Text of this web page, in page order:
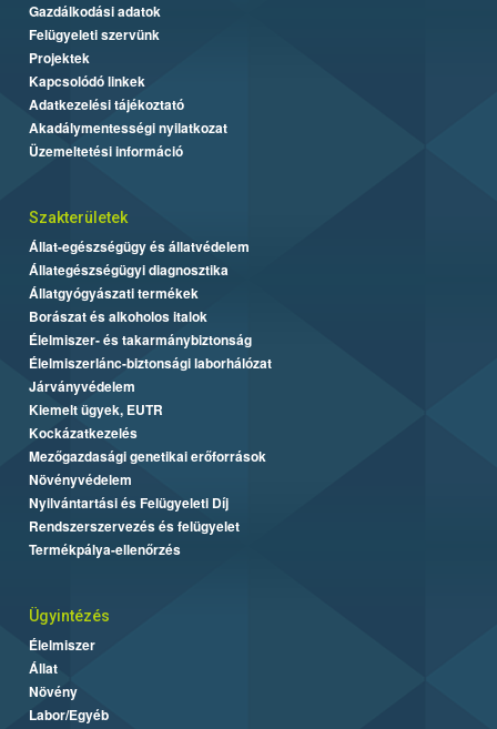
Gazdálkodási adatok
Felügyeleti szervünk
Projektek
Kapcsolódó linkek
Adatkezelési tájékoztató
Akadálymentességi nyilatkozat
Üzemeltetési információ
Szakterületek
Állat-egészségügy és állatvédelem
Állategészségügyi diagnosztika
Állatgyógyászati termékek
Borászat és alkoholos italok
Élelmiszer- és takarmánybiztonság
Élelmiszerlánc-biztonsági laborhálózat
Járványvédelem
Kiemelt ügyek, EUTR
Kockázatkezelés
Mezőgazdasági genetikai erőforrások
Növényvédelem
Nyilvántartási és Felügyeleti Díj
Rendszerszervezés és felügyelet
Termékpálya-ellenőrzés
Ügyintézés
Élelmiszer
Állat
Növény
Labor/Egyéb